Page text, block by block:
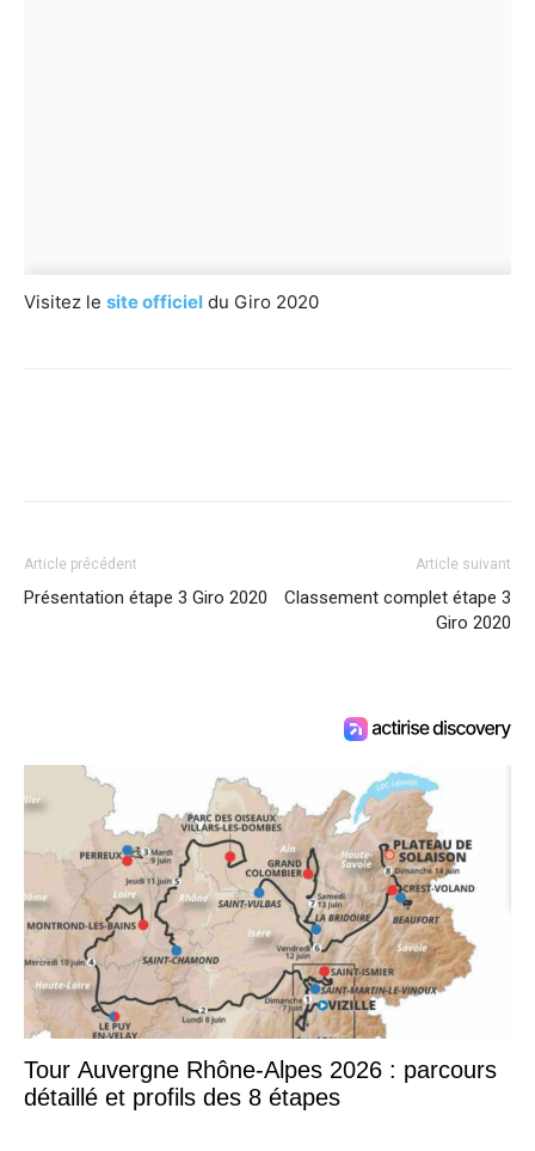
Visitez le site officiel du Giro 2020
Article précédent
Présentation étape 3 Giro 2020
Article suivant
Classement complet étape 3
Giro 2020
Tour Auvergne Rhône-Alpes 2026 : parcours
détaillé et profils des 8 étapes